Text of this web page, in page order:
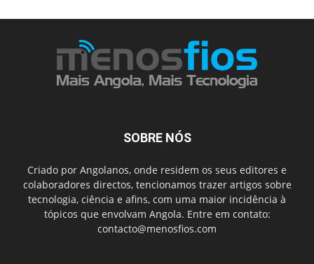
SOBRE NÓS
Criado por Angolanos, onde residem os seus editores e
colaboradores directos, tencionamos trazer artigos sobre
tecnologia, ciência e afins, com uma maior incidência à
tópicos que envolvam Angola. Entre em contato:
contacto@menosfios.com